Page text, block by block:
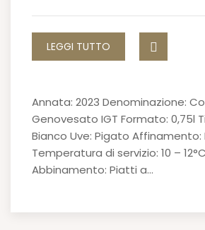
LEGGI TUTTO
Annata: 2023 Denominazione:
Genovesato IGT Formato: 0,75l
Bianco Uve: Pigato Affinamento:
Temperatura di servizio: 10 –
Abbinamento: Piatti a…